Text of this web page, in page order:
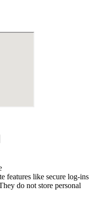
features like secure log-ins
do not store personal